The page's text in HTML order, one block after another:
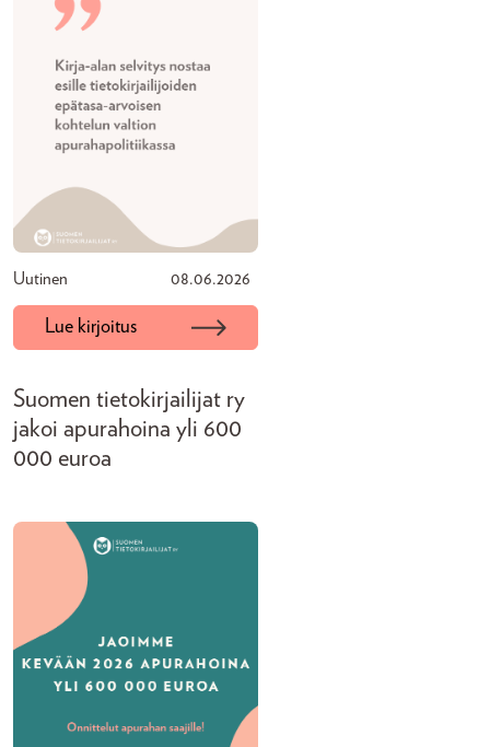
Uutinen 08.06.2026
Lue kirjoitus
Suomen tietokirjailijat ry
jakoi apurahoina yli 600
000 euroa